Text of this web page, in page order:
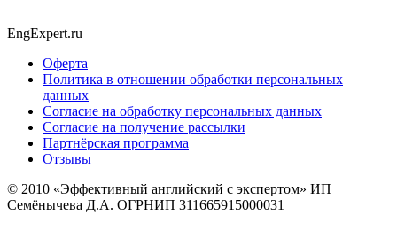
EngExpert.ru
Оферта
Политика в отношении обработки персональных
данных
Согласие на обработку персональных данных
Согласие на получение рассылки
Партнёрская программа
Отзывы
© 2010 «Эффективный английский с экспертом» ИП
Семёнычева Д.А. ОГРНИП 311665915000031